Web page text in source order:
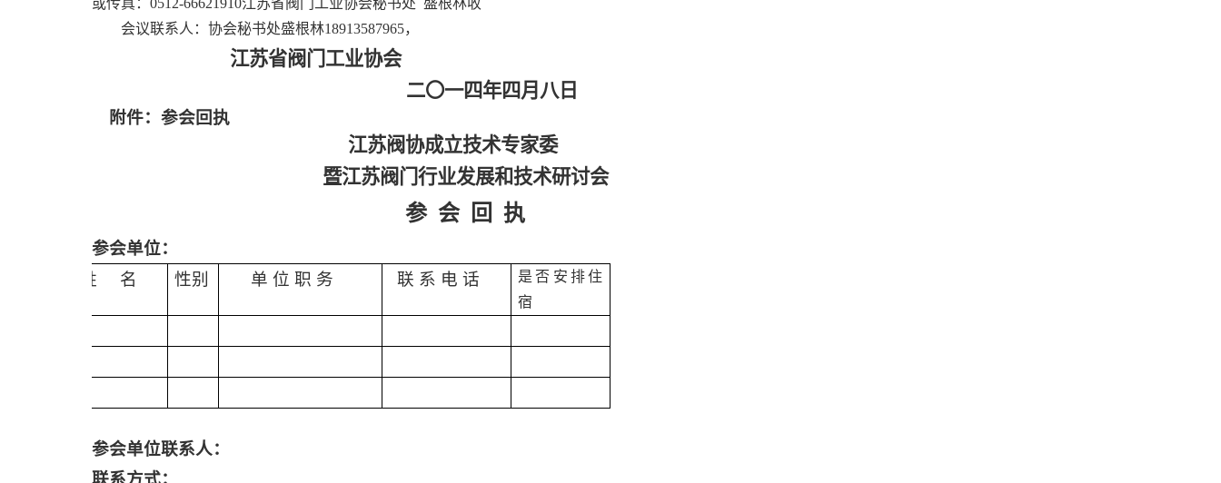
或传真： 0512-66621910江苏省阀门工业协会秘书处 盛根林收
会议联系人：协会秘书处盛根林18913587965，
江苏省阀门工业协会
二〇一四年四月八日
附件：参会回执
江苏阀协成立技术专家委
暨江苏阀门行业发展和技术研讨会
参 会 回 执
参会单位：
姓
名 性别 单 位 职 务 联 系 电 话
是否安排住
宿
参会单位联系人：
联系方式：